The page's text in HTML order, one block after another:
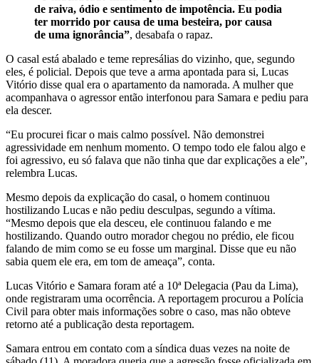
de raiva, ódio e sentimento de impotência. Eu podia
ter morrido por causa de uma besteira, por causa
de uma ignorância”, desabafa o rapaz.
O casal está abalado e teme represálias do vizinho, que, segundo
eles, é policial. Depois que teve a arma apontada para si, Lucas
Vitório disse qual era o apartamento da namorada. A mulher que
acompanhava o agressor então interfonou para Samara e pediu para
ela descer.
“Eu procurei ficar o mais calmo possível. Não demonstrei
agressividade em nenhum momento. O tempo todo ele falou algo e
foi agressivo, eu só falava que não tinha que dar explicações a ele”,
relembra Lucas.
Mesmo depois da explicação do casal, o homem continuou
hostilizando Lucas e não pediu desculpas, segundo a vítima.
“Mesmo depois que ela desceu, ele continuou falando e me
hostilizando. Quando outro morador chegou no prédio, ele ficou
falando de mim como se eu fosse um marginal. Disse que eu não
sabia quem ele era, em tom de ameaça”, conta.
Lucas Vitório e Samara foram até a 10ª Delegacia (Pau da Lima),
onde registraram uma ocorrência. A reportagem procurou a Polícia
Civil para obter mais informações sobre o caso, mas não obteve
retorno até a publicação desta reportagem.
Samara entrou em contato com a síndica duas vezes na noite de